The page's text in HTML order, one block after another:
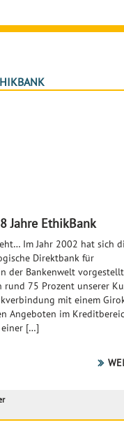
Jahre EthikBank
Im Jahr 2002 hat sich
Direktbank für
der Bankenwelt
rund 75 Prozent unserer
mit einem
Angeboten im
einer […]